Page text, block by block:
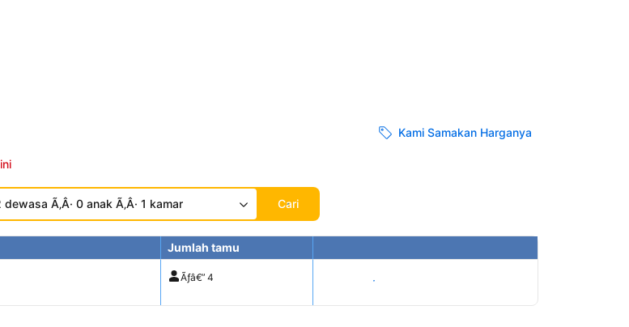
Kami Samakan Harganya
dewasa Ã‚Â· 0 anak Ã‚Â· 1 kamar Cari
Jumlah tamu
Ãƒâ€” 4 Tampilkan harga